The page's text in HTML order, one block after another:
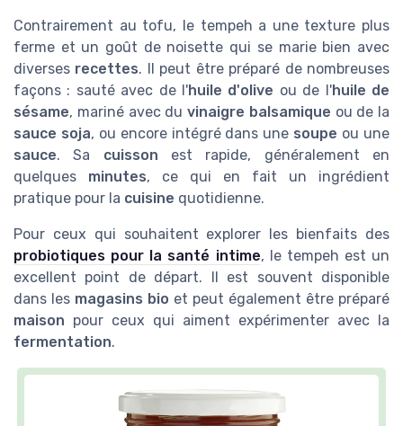
Contrairement au tofu, le tempeh a une texture plus
ferme et un goût de noisette qui se marie bien avec
diverses recettes. Il peut être préparé de nombreuses
façons : sauté avec de l'huile d'olive ou de l'huile de
sésame, mariné avec du vinaigre balsamique ou de la
sauce soja, ou encore intégré dans une soupe ou une
sauce. Sa cuisson est rapide, généralement en
quelques minutes, ce qui en fait un ingrédient
pratique pour la cuisine quotidienne.
Pour ceux qui souhaitent explorer les bienfaits des
probiotiques pour la santé intime, le tempeh est un
excellent point de départ. Il est souvent disponible
dans les magasins bio et peut également être préparé
maison pour ceux qui aiment expérimenter avec la
fermentation.